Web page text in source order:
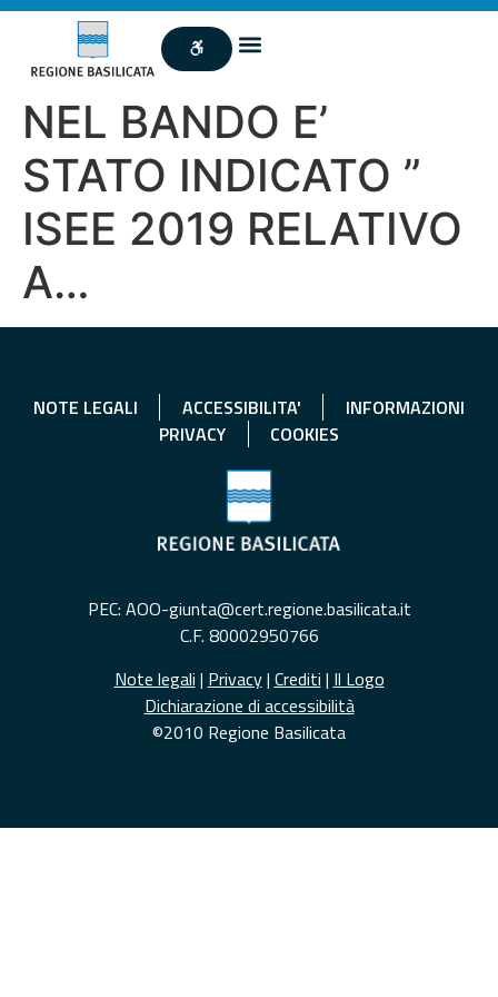
NEL BANDO E’
STATO INDICATO ”
ISEE 2019 RELATIVO
A…
NOTE LEGALI ACCESSIBILITA'
INFORMAZIONI
PRIVACY
COOKIES
PEC: AOO-giunta@cert.regione.basilicata.it
C.F. 80002950766
Note legali | Privacy| Crediti | Il Logo
Dichiarazione di accessibilità
©2010 Regione Basilicata